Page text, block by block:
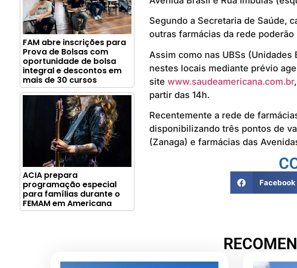
FAM abre inscrições para
Prova de Bolsas com
oportunidade de bolsa
integral e descontos em
mais de 30 cursos
ACIA prepara
programação especial
para famílias durante o
FEMAM em Americana
Segundo a Secretaria de Saúde,
outras farmácias da rede
Assim como nas UBSs
nestes locais mediante prévio
site www.saudeamericana.com.br
partir das 14h.
Recentemente a rede de
disponibilizando três pontos de
(Zanaga) e farmácias das
Facebook